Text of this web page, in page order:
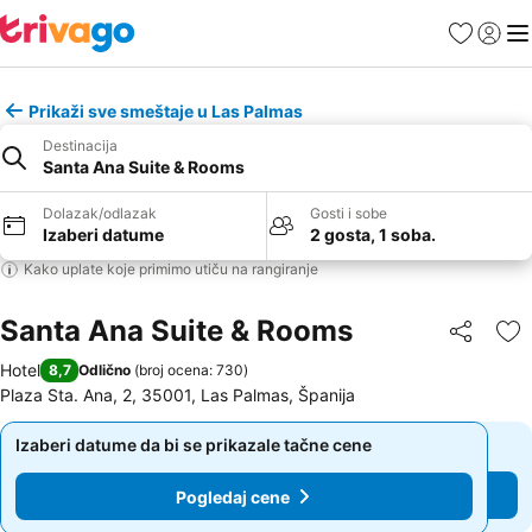
FavoritiPrijavi
Prikaži sve smeštaje u Las Palmas
Destinacija
Santa Ana Suite & Rooms
Dolazak/odlazak
Izaberi datume
Gosti i sobe
2 gosta, 1 soba.
Kako uplate koje primimo utiču na rangiranje
Santa Ana Suite & Rooms Deli
Hotel 8,7 Odlično (broj ocena: 730)
Plaza Sta. Ana, 2, 35001, Las Palmas, Španija
Izaberi datume da bi se prikazale tačne cene
Pogledaj cene
Izaberi datume da bi se prikazale tačne cene
Pogledaj cene